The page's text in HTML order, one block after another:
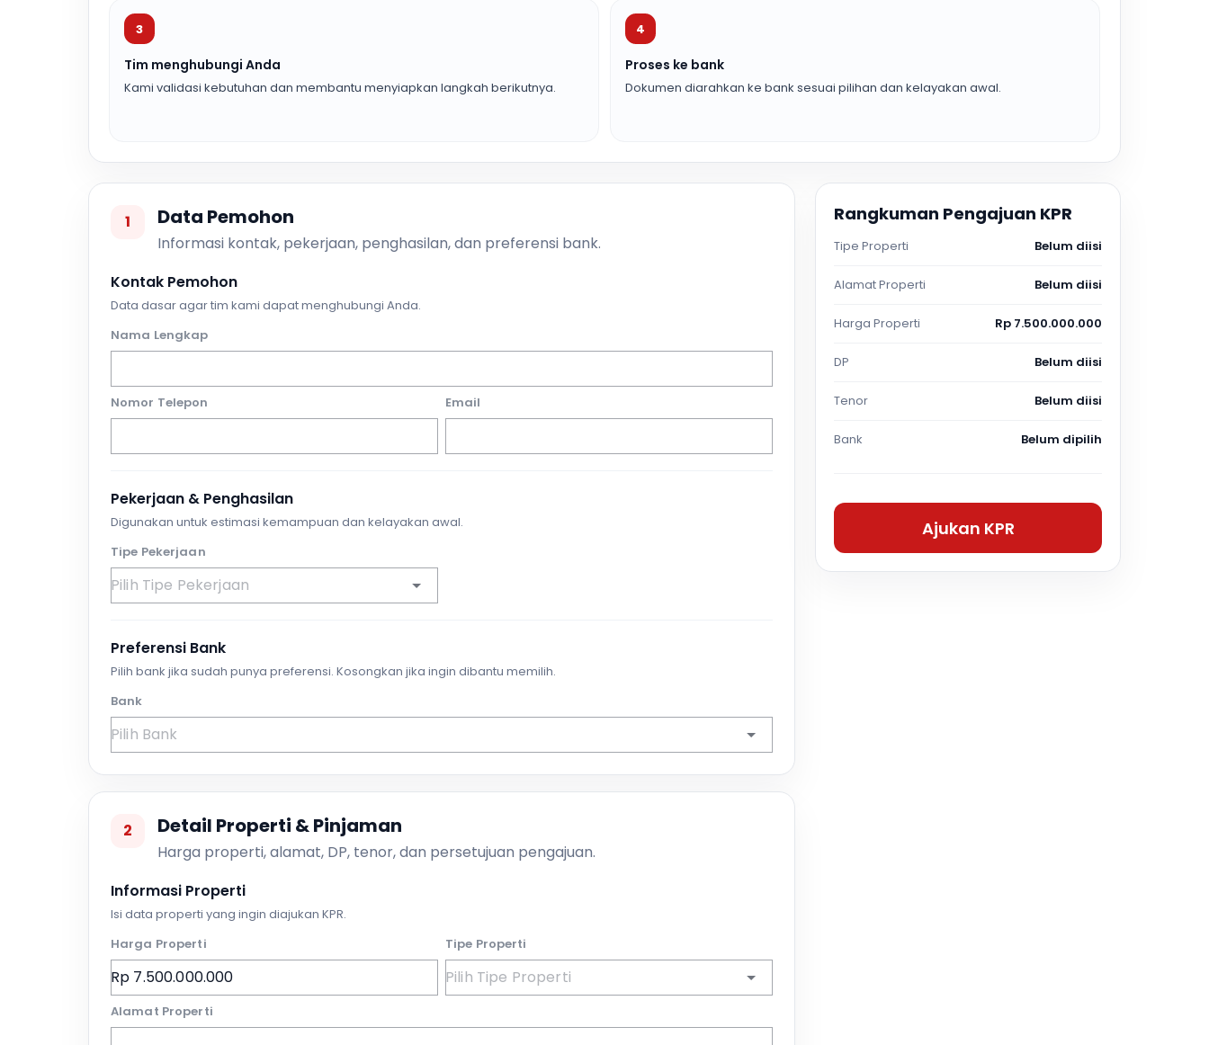
3
Tim menghubungi Anda
Kami validasi kebutuhan dan membantu menyiapkan langkah berikutnya.
4
Proses ke bank
Dokumen diarahkan ke bank sesuai pilihan dan kelayakan awal.
1 Data Pemohon
Informasi kontak, pekerjaan, penghasilan, dan preferensi bank.
Kontak Pemohon
Data dasar agar tim kami dapat menghubungi Anda.
Nama Lengkap
Nomor Telepon Email
Pekerjaan & Penghasilan
Digunakan untuk estimasi kemampuan dan kelayakan awal.
Tipe Pekerjaan
Preferensi Bank
Pilih bank jika sudah punya preferensi. Kosongkan jika ingin dibantu memilih.
Bank
2 Detail Properti & Pinjaman
Harga properti, alamat, DP, tenor, dan persetujuan pengajuan.
Informasi Properti
Isi data properti yang ingin diajukan KPR.
Harga Properti
Tipe Properti
Alamat Properti
Rangkuman Pengajuan KPR
Tipe Properti Belum diisi
Alamat Properti Belum diisi
Harga Properti Rp 7.500.000.000
DP Belum diisi
Tenor Belum diisi
Bank Belum dipilih
Ajukan KPR